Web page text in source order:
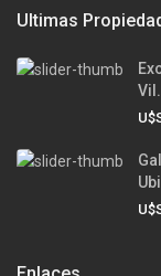
Ultimas